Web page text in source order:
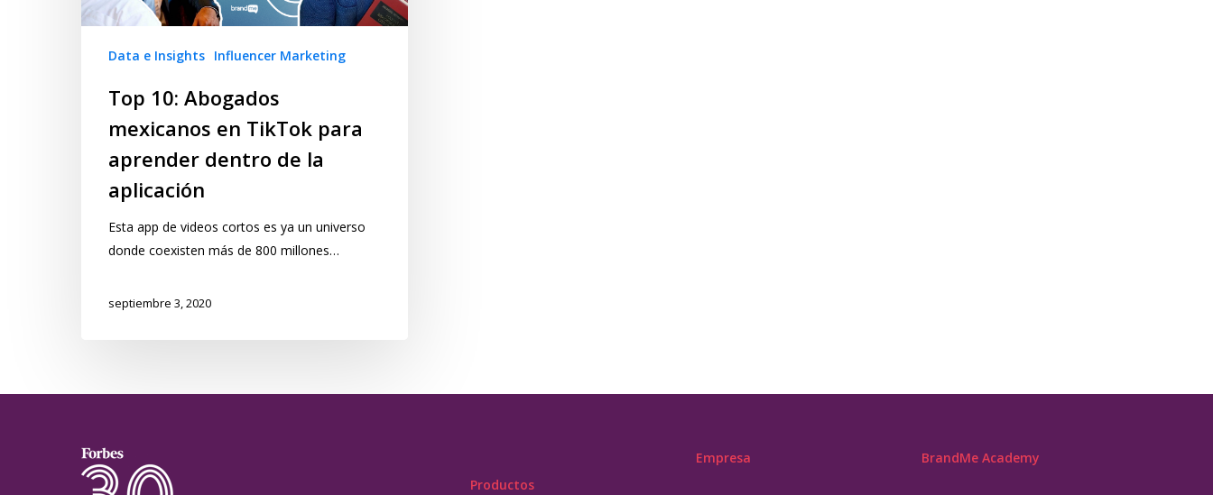
Data e Insights Influencer Marketing
Top 10: Abogados
mexicanos en TikTok para
aprender dentro de la
aplicación
Esta app de videos cortos es ya un universo
donde coexisten más de 800 millones…
septiembre 3, 2020
Productos
Empresa BrandMe Academy